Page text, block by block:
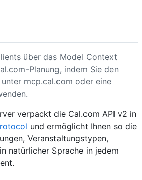
über das Model Context
Planung, indem Sie den
mcp.cal.com oder eine
verpackt die Cal.com API v2 in
und ermöglicht Ihnen so die
Veranstaltungstypen,
natürlicher Sprache in jedem